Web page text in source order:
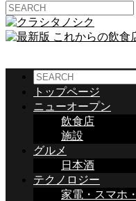
トップページ
ニューオープン
飲食店
施設
グルメ
日本酒
テクノロジー
家電・スマホ